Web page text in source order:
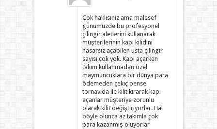
Çok haklısınız ama malesef
günümüzde bu profesyonel
çilingir aletlerini kullanarak
müşterilerinin kapı kilidini
hasarsız açabilen usta çilingir
sayısı çok yok. Kapı açarken
takım kullanmadan özel
maymuncuklara bir dünya para
ödemeden çekiç pense
tornavida ile kilit kırarak kapı
açanlar müşteriye zorunlu
olarak kilit değiştiriyorlar. Hal
böyle olunca az takımla çok
para kazanmış oluyorlar